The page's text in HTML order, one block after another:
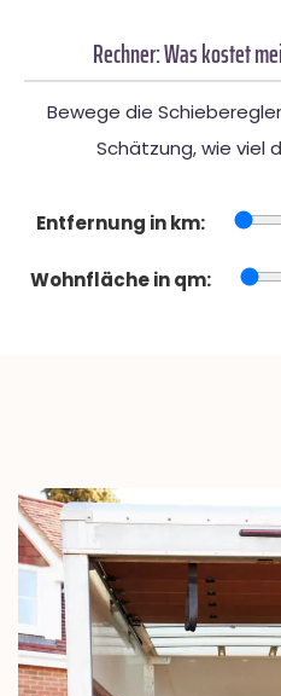
Rechner: Was kostet
Bewege die
Schätzung, wie viel
Entfernung in km:
Wohnfläche in qm: